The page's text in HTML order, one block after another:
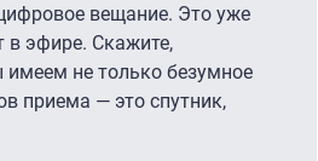
вещание. Это уже
в эфире. Скажите,
имеем не только безумное
приема — это спутник,